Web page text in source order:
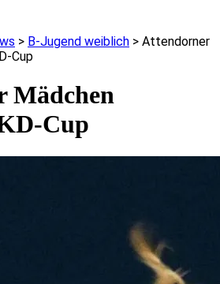
> B-Jugend weiblich > Attendorner
Cup
Mädchen
Cup